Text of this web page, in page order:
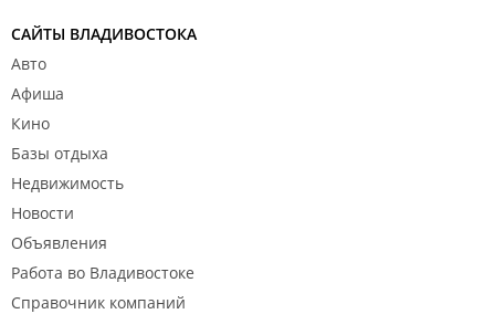
САЙТЫ ВЛАДИВОСТОКА
Авто
Афиша
Кино
Базы отдыха
Недвижимость
Новости
Объявления
Работа во Владивостоке
Справочник компаний